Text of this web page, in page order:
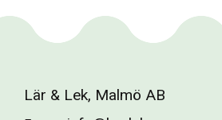
Lär & Lek, Malmö AB